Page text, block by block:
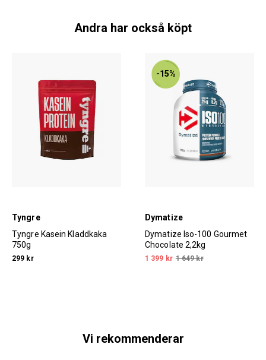
Andra har också köpt
Tyngre
Tyngre Kasein Kladdkaka
750g
299 kr
-15%
Dymatize
Dymatize Iso-100 Gourmet
Chocolate 2,2kg
1 399 kr 1 649 kr
Vi rekommenderar